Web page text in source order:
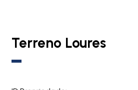
Terreno Loures